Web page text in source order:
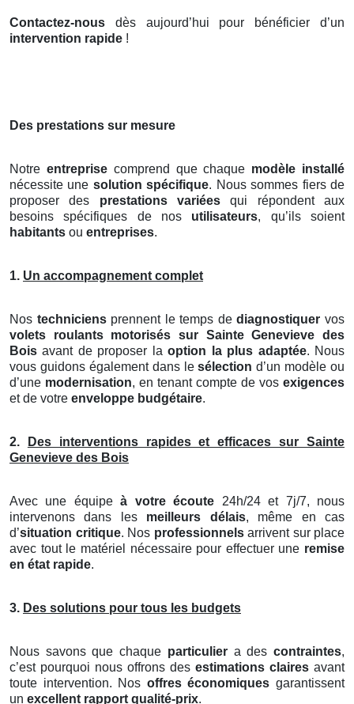
Contactez-nous dès aujourd’hui pour bénéficier d’un
intervention rapide !
Des prestations sur mesure
Notre entreprisecomprend que chaque modèle installé
nécessite une solution spécifique. Nous sommes fiers de
proposer des prestations variées qui répondent aux
besoins spécifiques de nos utilisateurs, qu’ils soient
habitants ou entreprises.
1. Un accompagnement complet
Nos techniciensprennent le temps dediagnostiquer vos
volets roulants motorisés sur Sainte Genevieve des
Boisavant de proposer laoption la plus adaptée. Nous
vous guidons également dans lesélection d’un modèle ou
d’une modernisation, en tenant compte de vos exigences
et de votre enveloppe budgétaire.
2.
Des interventions rapides et efficaces sur Sainte
Genevieve des Bois
Avec une équipeà votre écoute 24h/24 et 7j/7, nous
intervenons dans les meilleurs délais, même en cas
d’situation critique. Nos professionnelsarrivent sur place
avec tout le matériel nécessaire pour effectuer une remise
en état rapide.
3. Des solutions pour tous les budgets
Nous savons que chaque particuliera descontraintes,
c’est pourquoi nous offrons des estimations claires avant
toute intervention. Nos offres économiques garantissent
un excellent rapport qualité-prix.